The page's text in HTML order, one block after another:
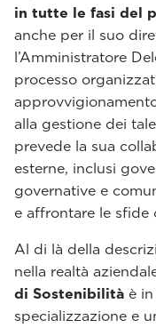
in tutte le fasi del
anche per il suo
l’Amministratore
processo
alla gestione dei
prevede la sua
esterne, inclusi
governative e
e affrontare le sfide
Al di là della
nella realtà
di Sostenibilità è
specializzazione e